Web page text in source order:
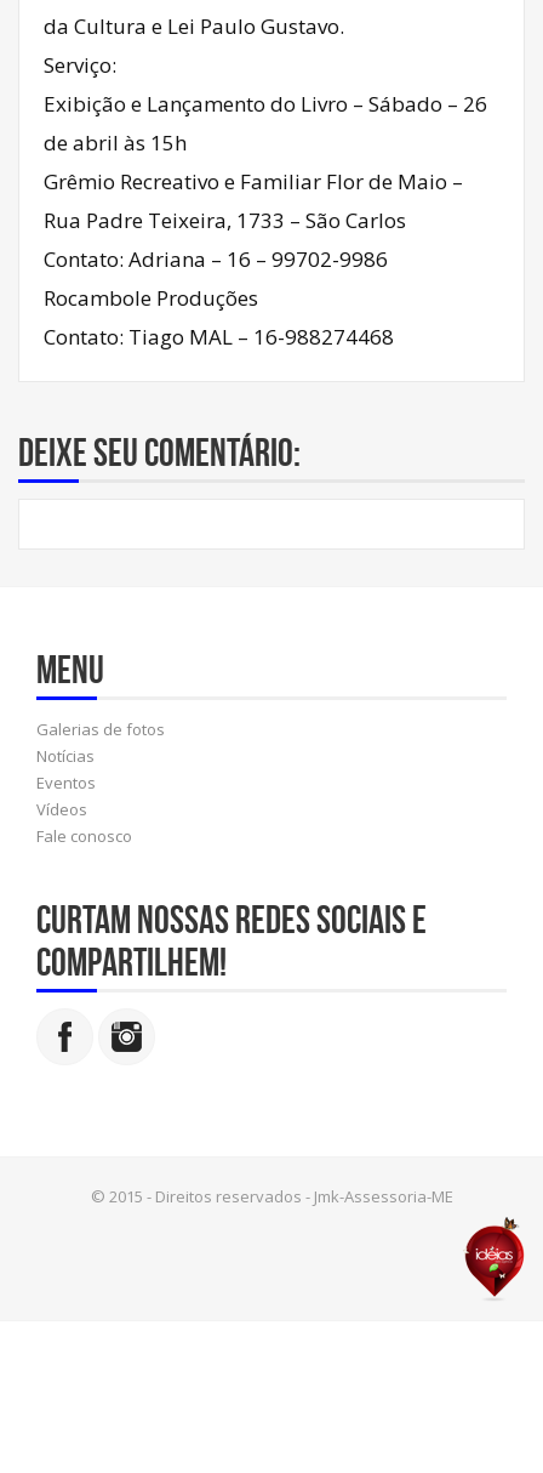
da Cultura e Lei Paulo Gustavo.
Serviço:
Exibição e Lançamento do Livro – Sábado – 26
de abril às 15h
Grêmio Recreativo e Familiar Flor de Maio –
Rua Padre Teixeira, 1733 – São Carlos
Contato: Adriana – 16 – 99702-9986
Rocambole Produções
Contato: Tiago MAL – 16-988274468
Deixe seu comentário:
Menu
Galerias de fotos
Notícias
Eventos
Vídeos
Fale conosco
Curtam nossas redes sociais e
compartilhem!
© 2015 - Direitos reservados - Jmk-Assessoria-ME